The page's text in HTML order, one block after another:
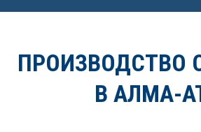
ПРОИЗВОДСТВО
В АЛМА-